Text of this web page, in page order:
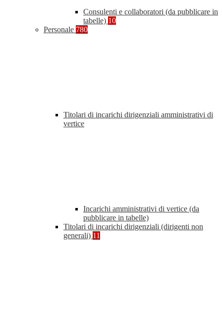
Consulenti e collaboratori (da pubblicare in
tabelle) 10
Personale 780
Titolari di incarichi dirigenziali amministrativi di
vertice
Incarichi amministrativi di vertice (da
pubblicare in tabelle)
Titolari di incarichi dirigenziali (dirigenti non
generali) 11